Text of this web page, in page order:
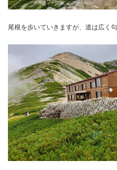
尾根を歩いていきますが、道は広く